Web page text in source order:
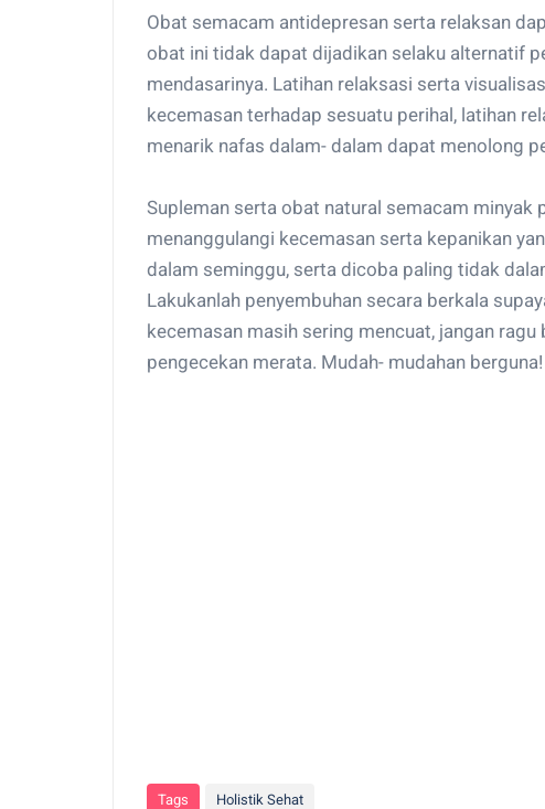
Obat semacam antidepresan serta relaksan
obat ini tidak dapat dijadikan selaku alternatif
mendasarinya. Latihan relaksasi serta
kecemasan terhadap sesuatu perihal, latihan
menarik nafas dalam- dalam dapat menolong
Supleman serta obat natural semacam
menanggulangi kecemasan serta kepanikan
dalam seminggu, serta dicoba paling tidak
Lakukanlah penyembuhan secara berkala
kecemasan masih sering mencuat, jangan
pengecekan merata. Mudah- mudahan berguna!
Tags Holistik Sehat